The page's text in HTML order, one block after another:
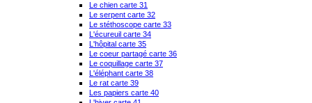
Le chien carte 31
Le serpent carte 32
Le stéthoscope carte 33
L'écureuil carte 34
L'hôpital carte 35
Le coeur partagé carte 36
Le coquillage carte 37
L'éléphant carte 38
Le rat carte 39
Les papiers carte 40